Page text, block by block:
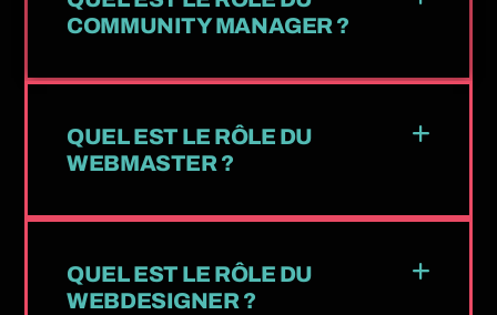
COMMUNITY MANAGER ?
QUEL EST LE RÔLE DU
WEBMASTER ?
QUEL EST LE RÔLE DU
WEBDESIGNER ?